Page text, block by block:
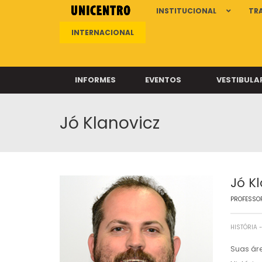
INSTITUCIONAL
INTERNACIONAL
INFORMES EVENTOS
Jó Klanovicz
Jó
HISTÓRIA
Suas